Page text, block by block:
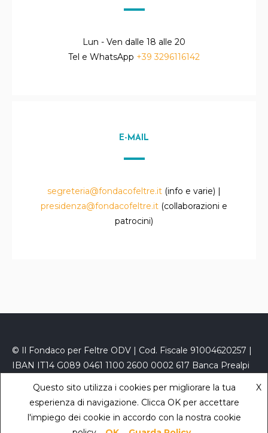
Lun - Ven dalle 18 alle 20
Tel e WhatsApp +39 3296116142
E-MAIL
segreteria@fondacofeltre.it (info e varie) |
presidenza@fondacofeltre.it (collaborazioni e
patrocini)
© Il Fondaco per Feltre ODV | Cod. Fiscale 91004620257 |
IBAN IT14 G089 0461 1100 2600 0002 617 Banca Prealpi
fondacofeltre@kelipec.it Privacy Policy
Sara Zaccaron
Questo sito utilizza i cookies per migliorare la tua
esperienza di navigazione. Clicca OK per accettare
l'impiego dei cookie in accordo con la nostra cookie
X